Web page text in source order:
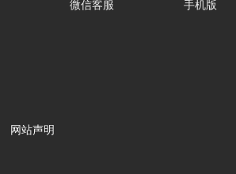
微信客服 手机版
网站声明